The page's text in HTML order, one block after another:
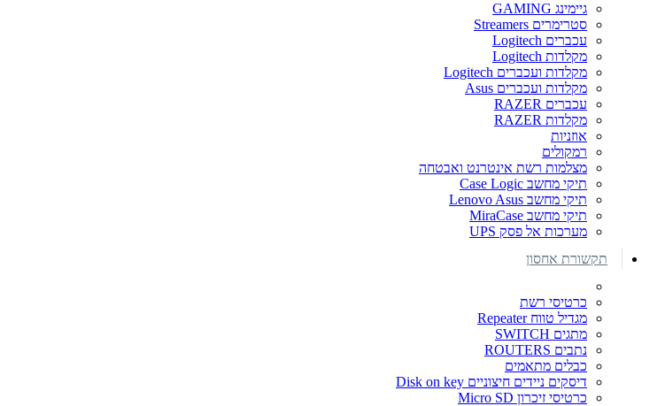
גיימינג GAMING
סטרימרים Streamers
עכברים Logitech
מקלדות Logitech
מקלדות ועכברים Logitech
מקלדות ועכברים Asus
עכברים RAZER
מקלדות RAZER
אוזניות
רמקולים
מצלמות רשת אינטרנט ואבטחה
תיקי מחשב Case Logic
תיקי מחשב Lenovo Asus
תיקי מחשב MiraCase
מערכות אל פסק UPS
תקשורת אחסון
כרטיסי רשת
מגדיל טווח Repeater
מתגים SWITCH
נתבים ROUTERS
כבלים מתאמים
דיסקים ניידים חיצוניים Disk on key
כרטיסי זיכרון Micro SD